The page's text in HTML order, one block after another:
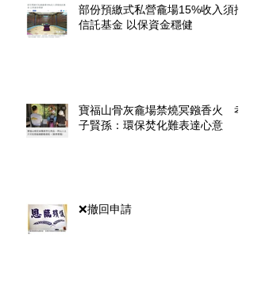
部份預繳式私營龕場15%收入須撥
信託基金 以保資金穩健
寶福山骨灰龕場禁燒冥鏹香火 孝
子賢孫：環保焚化難表達心意
❌撤回申請